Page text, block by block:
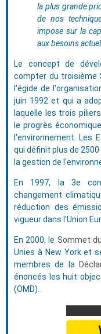
la plus grande
de nos
impose sur la
aux besoins
Le concept de
compter du troisième
l'égide de
juin 1992 et qui a
laquelle les trois
le progrès
l'environnement. Les
qui définit plus de
la gestion de
En 1997, la 3e
changement
réduction des
vigueur dans l'Union
En 2000, le Sommet
Unies à New York et
membres de la
énoncés les huit
(OMD).